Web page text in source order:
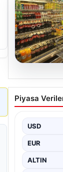
zaman
verileri
Piyasa
USD
EUR
ALTIN